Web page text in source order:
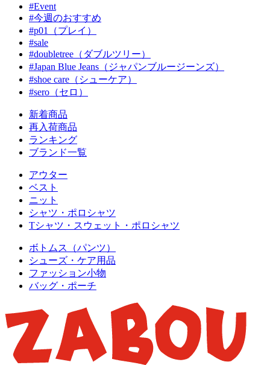
#Event
#今週のおすすめ
#p01（プレイ）
#sale
#doubletree（ダブルツリー）
#Japan Blue Jeans（ジャパンブルージーンズ）
#shoe care（シューケア）
#sero（セロ）
新着商品
再入荷商品
ランキング
ブランド一覧
アウター
ベスト
ニット
シャツ・ポロシャツ
Tシャツ・スウェット・ポロシャツ
ボトムス（パンツ）
シューズ・ケア用品
ファッション小物
バッグ・ポーチ